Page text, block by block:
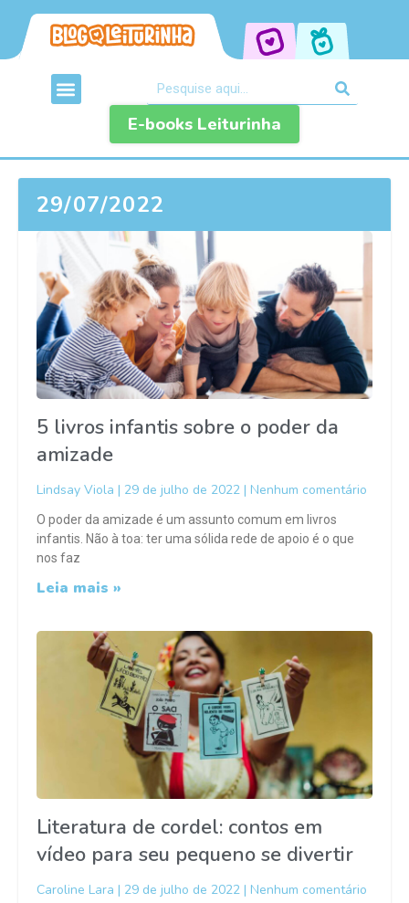
E-books Leiturinha
29/07/2022
5 livros infantis sobre o poder da
amizade
Lindsay Viola 29 de julho de 2022 Nenhum comentário
O poder da amizade é um assunto comum em livros
infantis. Não à toa: ter uma sólida rede de apoio é o que
nos faz
Leia mais »
Literatura de cordel: contos em
vídeo para seu pequeno se divertir
Caroline Lara 29 de julho de 2022 Nenhum comentário